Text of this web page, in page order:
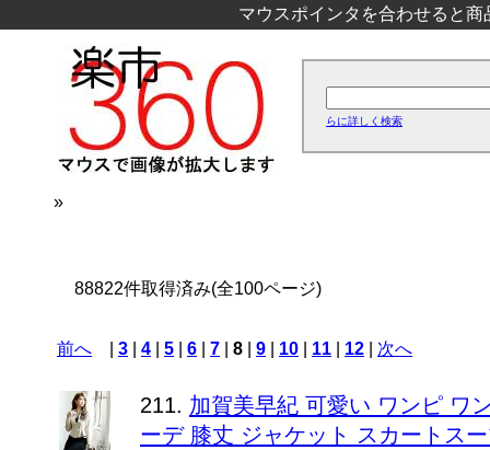
マウスポインタを合わせると
らに詳しく検索
»
88822件取得済み(全100ページ)
前へ 3 4 5 6 7 8 9 10 11 12 次へ
211. 加賀美早紀 可愛い ワンピ ワ
ーデ 膝丈 ジャケット スカートス